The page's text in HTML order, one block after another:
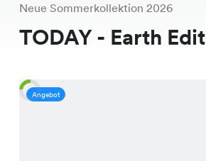
Neue Sommerkollektion 2026
TODAY - Earth Edit
Angebot